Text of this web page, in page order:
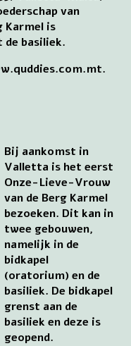
van
Karmel is
de basiliek.
Bij aankomst in
Valletta is het eerst
Onze-Lieve-Vrouw
van de Berg Karmel
bezoeken. Dit kan in
twee gebouwen,
namelijk in de
bidkapel
(oratorium) en de
basiliek. De bidkapel
grenst aan de
basiliek en deze is
geopend.